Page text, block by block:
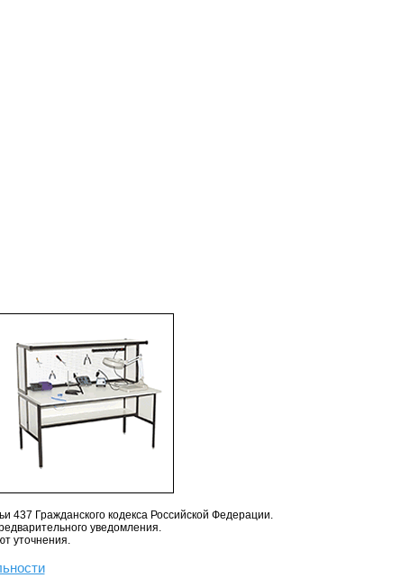
Гражданского кодекса Российской Федерации.
уведомления.
уточнения.